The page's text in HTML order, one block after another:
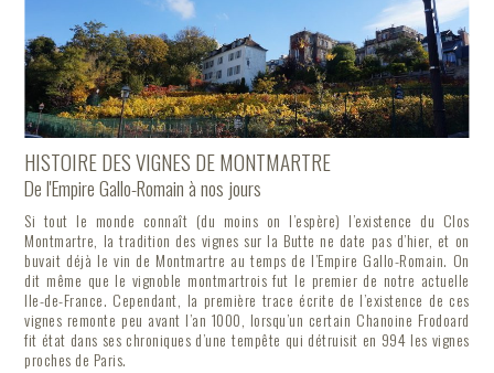
HISTOIRE DES VIGNES DE MONTMARTRE
De l'Empire Gallo-Romain à nos jours
Si tout le monde connaît (du moins on l’espère) l’existence du Clos
Montmartre, la tradition des vignes sur la Butte ne date pas d’hier, et on
buvait déjà le vin de Montmartre au temps de l’Empire Gallo-Romain. On
dit même que le vignoble montmartrois fut le premier de notre actuelle
Ile-de-France. Cependant, la première trace écrite de l’existence de ces
vignes remonte peu avant l’an 1000, lorsqu’un certain Chanoine Frodoard
fit état dans ses chroniques d’une tempête qui détruisit en 994 les vignes
proches de Paris.